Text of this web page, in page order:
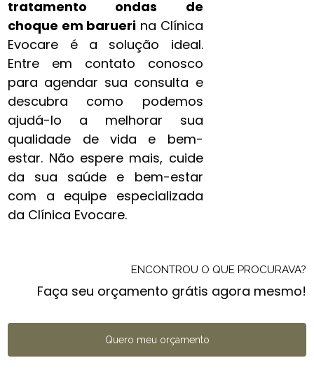
tratamento ondas de
choque em barueri na Clínica
Evocare é a solução ideal.
Entre em contato conosco
para agendar sua consulta e
descubra como podemos
ajudá-lo a melhorar sua
qualidade de vida e bem-
estar. Não espere mais, cuide
da sua saúde e bem-estar
com a equipe especializada
da Clínica Evocare.
ENCONTROU O QUE PROCURAVA?
Faça seu orçamento grátis agora mesmo!
Quero meu orçamento